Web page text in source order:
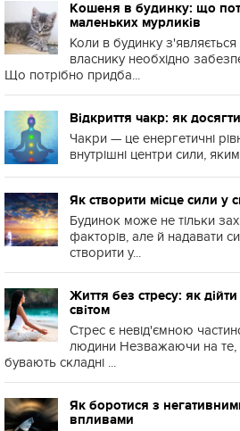
Кошеня в будинку: що
маленьких мурликів
Коли в будинку
власнику необхідно
Що потрібно придба...
Відкриття чакр: як
Чакри — це енергетичні
внутрішні центри сили,
Як створити місце сили у
Будинок може не тільки
факторів, але й надавати
створити у...
Життя без стресу: як
світом
Стрес є невід'ємною
людини Незважаючи на те,
бувають складні ...
Як боротися з
впливами